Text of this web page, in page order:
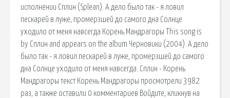
исполнении Сплин (Splean). А дело было так - я ловил
пескарей в луже, промерзшей до самого дна Солнце
уходило от меня навсегда Корень Мандрагоры This song is
by Сплин and appears on the album Черновики (2004). А дело
было так - я ловил пескарей в луже, промерзшей до самого
дна Солнце уходило от меня навсегда. Сплин - Корень
Мандрагоры текст Корень Мандрагоры просмотрели 3982
раз, а также оставили 0 комментариев Войдите, кликнув на